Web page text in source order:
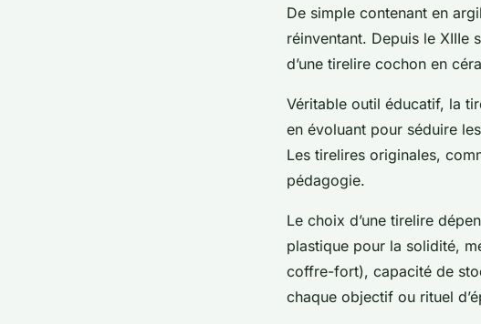
De simple contenant en
réinventant. Depuis le XIIIe
d’une tirelire cochon en
Véritable outil éducatif, la
en évoluant pour séduire
Les tirelires originales,
pédagogie.
Le choix d’une tirelire
plastique pour la solidité,
coffre-fort), capacité de
chaque objectif ou rituel